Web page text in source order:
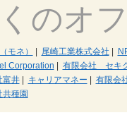
のオ
モネ） 尾崎工業株式会社
Corporation
有限会社 セキ
富井| キャリアマネー
有限会
共種園